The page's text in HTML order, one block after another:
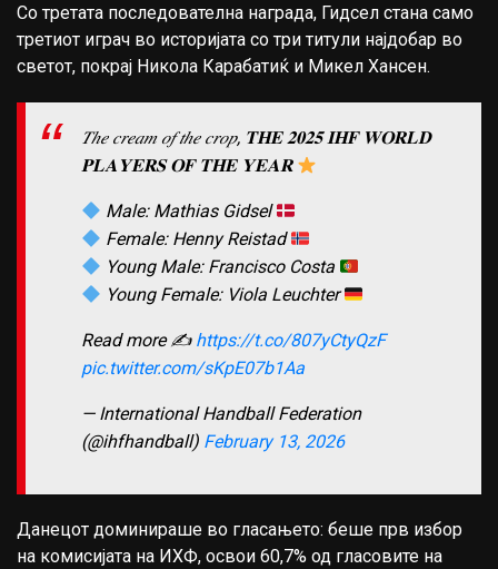
Со третата последователна награда, Гидсел стана само
третиот играч во историјата со три титули најдобар во
светот, покрај Никола Карабатиќ и Микел Хансен.
𝑇ℎ𝑒 𝑐𝑟𝑒𝑎𝑚 𝑜𝑓 𝑡ℎ𝑒 𝑐𝑟𝑜𝑝, 𝐓𝐇𝐄 𝟐𝟎𝟐𝟓 𝐈𝐇𝐅 𝐖𝐎𝐑𝐋𝐃
𝐏𝐋𝐀𝐘𝐄𝐑𝐒 𝐎𝐅 𝐓𝐇𝐄 𝐘𝐄𝐀𝐑
Male: Mathias Gidsel
Female: Henny Reistad
Young Male: Francisco Costa
Young Female: Viola Leuchter
Read more ✍️ https://t.co/807yCtyQzF
pic.twitter.com/sKpE07b1Aa
— International Handball Federation
(@ihfhandball) February 13, 2026
Данецот доминираше во гласањето: беше прв избор
на комисијата на ИХФ, освои 60,7% од гласовите на